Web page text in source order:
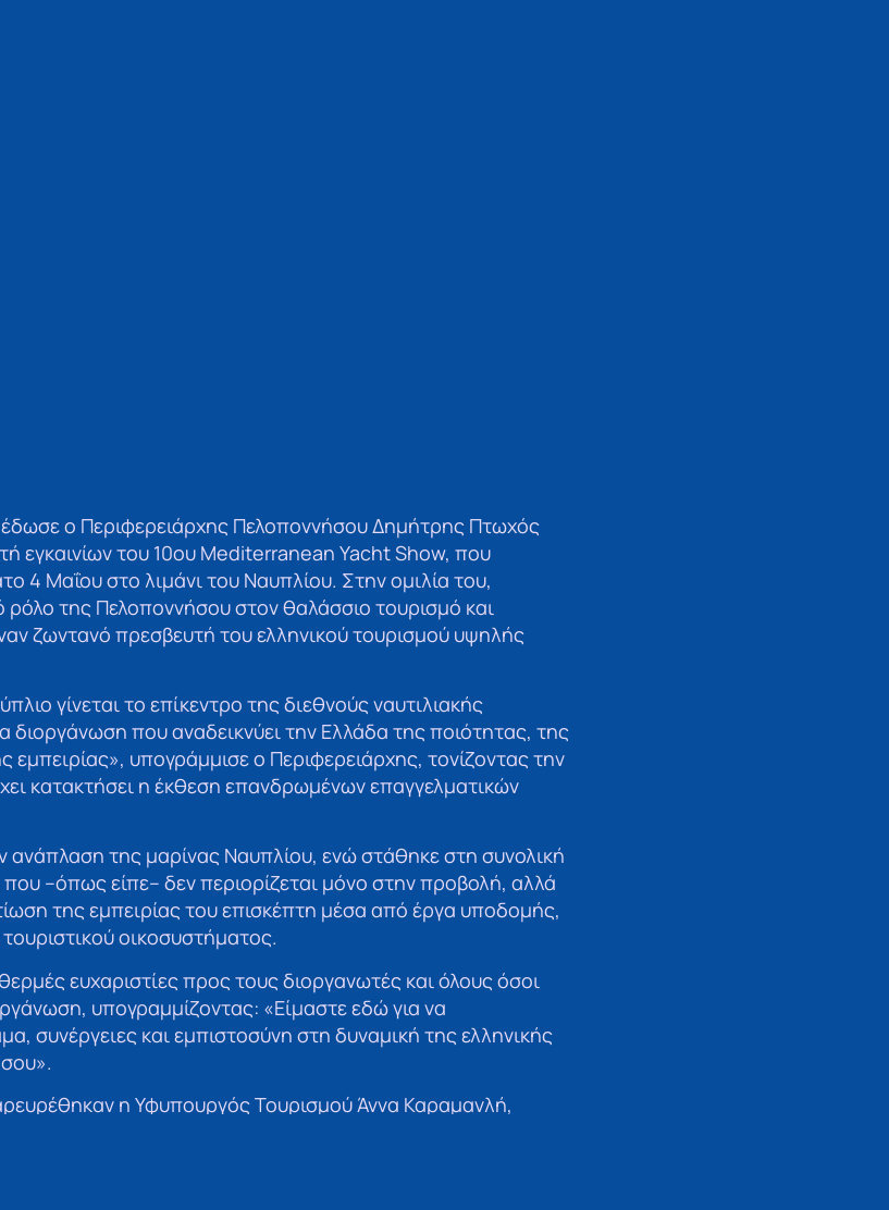
ο Περιφερειάρχης Πελοποννήσου Δημήτρης Πτωχός
εγκαινίων του 10ου Mediterranean Yacht Show, που
4 Μαΐου στο λιμάνι του Ναυπλίου. Στην ομιλία του,
της Πελοποννήσου στον θαλάσσιο τουρισμό και
ζωντανό πρεσβευτή του ελληνικού τουρισμού υψηλής
γίνεται το επίκεντρο της διεθνούς ναυτιλιακής
διοργάνωση που αναδεικνύει την Ελλάδα της ποιότητας, της
εμπειρίας», υπογράμμισε ο Περιφερειάρχης, τονίζοντας την
κατακτήσει η έκθεση επανδρωμένων επαγγελματικών
ανάπλαση της μαρίνας Ναυπλίου, ενώ στάθηκε στη συνολική
–όπως είπε– δεν περιορίζεται μόνο στην προβολή, αλλά
της εμπειρίας του επισκέπτη μέσα από έργα υποδομής,
οικοσυστήματος.
ευχαριστίες προς τους διοργανωτές και όλους όσοι
υπογραμμίζοντας: «Είμαστε εδώ για να
συνέργειες και εμπιστοσύνη στη δυναμική της ελληνικής
η Υφυπουργός Τουρισμού Άννα Καραμανλή,